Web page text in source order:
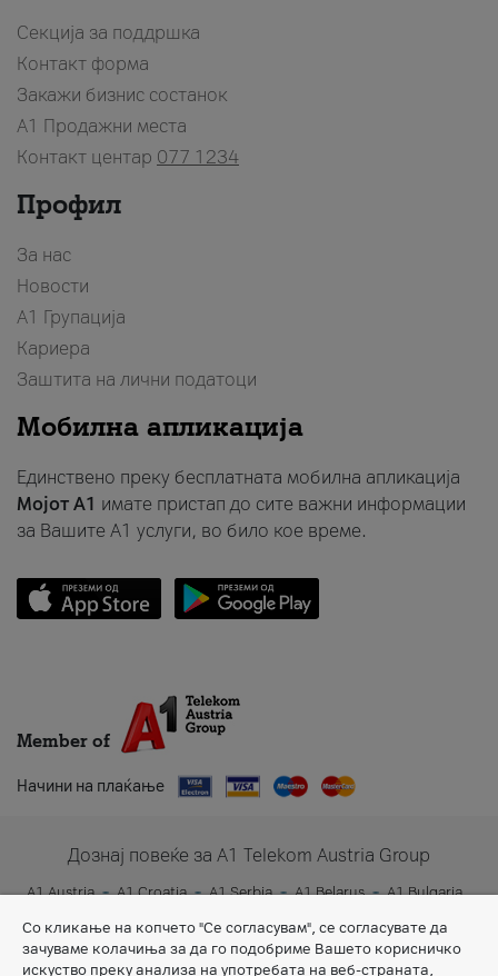
Секција за поддршка
Контакт форма
Закажи бизнис состанок
A1 Продажни места
Контакт центар 077 1234
Профил
За нас
Новости
А1 Групација
Кариера
Заштита на лични податоци
Мобилна апликација
Единствено преку бесплатната мобилна апликација
Мојот A1 имате пристап до сите важни информации
за Вашите A1 услуги, во било кое време.
Member of
Начини на плаќање
Дознај повеќе за A1 Telekom Austria Group
A1 Austria A1 Croatia A1 Serbia A1 Belarus
A1 Bulgaria
Со кликање на копчето "Се согласувам", се согласувате да
зачуваме колачиња за да го подобриме Вашето корисничко
искуство преку анализа на употребата на веб-страната,